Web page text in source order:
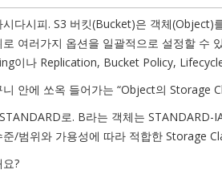
다시피. S3 버킷(Bucket)은 객체(Object)
여러가지 옵션을 일괄적으로 설정할 수
이나 Replication, Bucket Policy,
안에 쏘옥 들어가는 “Object의 Storage
로. B라는 객체는 STANDARD-
/범위와 가용성에 따라 적합한 Storage
?